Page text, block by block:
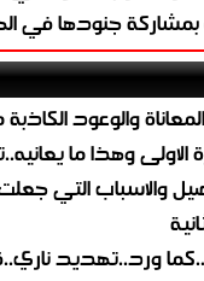
بمشاركة جنودها في
والوعود
الاولى وهذا ما
والاسباب التي
ورد..تهديد